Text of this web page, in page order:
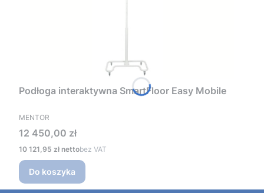
Podłoga interaktywna SmartFloor Easy Mobile
PRODUCENT
MENTOR
Cena
12 450,00 zł
Cena
10 121,95 zł bez VAT
Do koszyka